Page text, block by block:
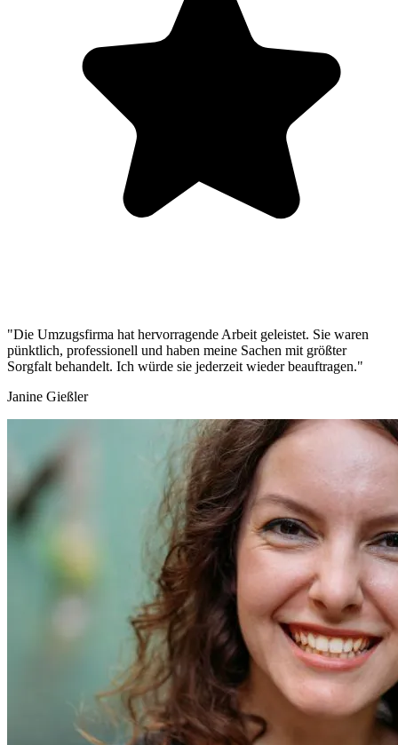
"Die Umzugsfirma hat hervorragende Arbeit geleistet. Sie waren
pünktlich, professionell und haben meine Sachen mit größter
Sorgfalt behandelt. Ich würde sie jederzeit wieder beauftragen."
Janine Gießler